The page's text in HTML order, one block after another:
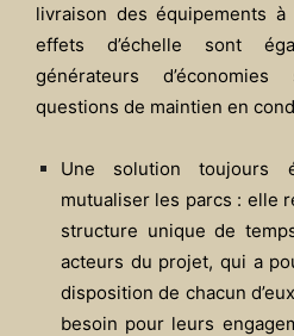
livraison des équipements
effets d’échelle sont
générateurs
questions de maintien en
Une solution toujours
mutualiser les parcs : elle
structure unique de
acteurs du projet, qui a
disposition de chacun
besoin pour leurs